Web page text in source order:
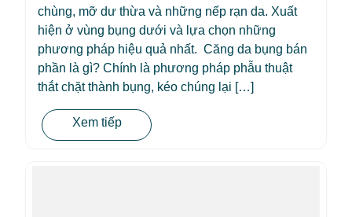
chùng, mỡ dư thừa và những nếp rạn da. Xuất
hiện ở vùng bụng dưới và lựa chọn những
phương pháp hiệu quả nhất. Căng da bụng bán
phần là gì? Chính là phương pháp phẫu thuật
thắt chặt thành bụng, kéo chúng lại […]
Xem tiếp